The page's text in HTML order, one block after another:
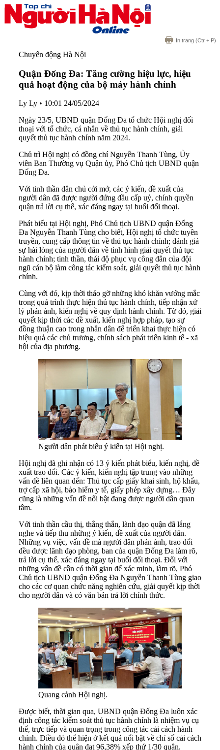
In trang (Ctr + P)
Chuyển động Hà Nội
Quận Đống Đa: Tăng cường hiệu lực, hiệu
quả hoạt động của bộ máy hành chính
Ly Ly • 10:01 24/05/2024
Ngày 23/5, UBND quận Đống Đa tổ chức Hội nghị đối
thoại với tổ chức, cá nhân về thủ tục hành chính, giải
quyết thủ tục hành chính năm 2024.
Chủ trì Hội nghị có đồng chí Nguyễn Thanh Tùng, Ủy
viên Ban Thường vụ Quận ủy, Phó Chủ tịch UBND quận
Đống Đa.
Với tinh thần dân chủ cởi mở, các ý kiến, đề xuất của
người dân đã được người đứng đầu cấp uỷ, chính quyền
quận trả lời cụ thể, xác đáng ngay tại buổi đối thoại.
Phát biểu tại Hội nghị, Phó Chủ tịch UBND quận Đống
Đa Nguyễn Thanh Tùng cho biết, Hội nghị tổ chức tuyên
truyền, cung cấp thông tin về thủ tục hành chính; đánh giá
sự hài lòng của người dân về tình hình giải quyết thủ tục
hành chính; tinh thần, thái độ phục vụ công dân của đội
ngũ cán bộ làm công tác kiểm soát, giải quyết thủ tục hành
chính.
Cùng với đó, kịp thời tháo gỡ những khó khăn vướng mắc
trong quá trình thực hiện thủ tục hành chính, tiếp nhận xử
lý phản ánh, kiến nghị về quy định hành chính. Từ đó, giải
quyết kịp thời các đề xuất, kiến nghị hợp pháp, tạo sự
đồng thuận cao trong nhân dân để triển khai thực hiện có
hiệu quả các chủ trương, chính sách phát triển kinh tế - xã
hội của địa phương.
Người dân phát biểu ý kiến tại Hội nghị.
Hội nghị đã ghi nhận có 13 ý kiến phát biểu, kiến nghị, đề
xuất trao đổi. Các ý kiến, kiến nghị tập trung vào những
vấn đề liên quan đến: Thủ tục cấp giấy khai sinh, hộ khẩu,
trợ cấp xã hội, bảo hiểm y tế, giấy phép xây dựng… Đây
cũng là những vấn đề nổi bật đang được người dân quan
tâm.
Với tinh thần cầu thị, thẳng thắn, lãnh đạo quận đã lắng
nghe và tiếp thu những ý kiến, đề xuất của người dân.
Những vụ việc, vấn đề mà người dân phản ánh, trao đổi
đều được lãnh đạo phòng, ban của quận Đống Đa làm rõ,
trả lời cụ thể, xác đáng ngay tại buổi đối thoại. Đối với
những vấn đề cần có thời gian để xác minh, làm rõ, Phó
Chủ tịch UBND quận Đống Đa Nguyễn Thanh Tùng giao
cho các cơ quan chức năng nghiên cứu, giải quyết kịp thời
cho người dân và có văn bản trả lời chính thức.
Quang cảnh Hội nghị.
Được biết, thời gian qua, UBND quận Đống Đa luôn xác
định công tác kiểm soát thủ tục hành chính là nhiệm vụ cụ
thể, trực tiếp và quan trọng trong công tác cải cách hành
chính. Điều đó thể hiện ở kết quả nổi bật về chỉ số cải cách
hành chính của quận đạt 96,38% xếp thứ 1/30 quận,